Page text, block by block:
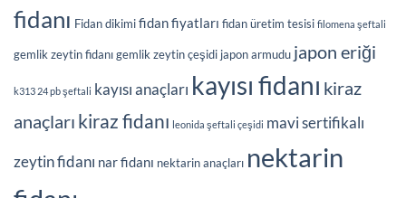
fidanı Fidan dikimifidan fiyatları fidan üretim tesisi filomena şeftali
gemlik zeytin fidanıgemlik zeytin çeşidi japon armudu japon eriği
k313 24 pb şeftali kayısı anaçları kayısı fidanı kiraz
anaçları kiraz fidanı leonida şeftali çeşidi mavi sertifikalı
zeytin fidanı nar fidanı nektarin anaçları nektarin